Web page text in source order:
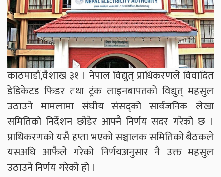
काठमाडौं,वैशाख ३१ । नेपाल विद्युत् प्राधिकरणले विवादित
डेडिकेटड फिडर तथा ट्रंक लाइनबापतको विद्युत् महसुल
उठाउने मामलामा संघीय संसद्को सार्वजनिक लेखा
समितिको निर्देशन छोडेर आफ्नै निर्णय सदर गरेको छ ।
प्राधिकरणको यसै हप्ता भएको सञ्चालक समितिको बैठकले
यसअघि आफैले गरेको निर्णयअनुसार नै उक्त महसुल
उठाउने निर्णय गरेको हो ।